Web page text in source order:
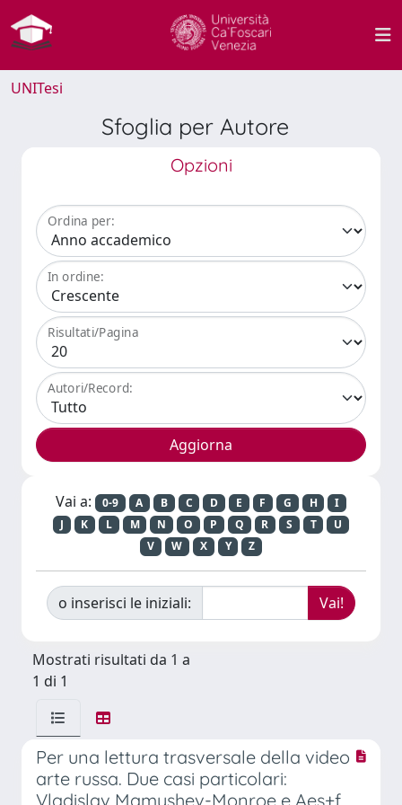
UNITesi
Sfoglia per Autore
Opzioni
Ordina per:
In ordine:
Risultati/Pagina
Autori/Record:
Vai a: 0-9 A B C D E F G H
I
J
K L M N O P Q R S T
U
V
W X Y Z
o inserisci le iniziali:
Mostrati risultati da 1 a
1 di 1
Per una lettura trasversale della video
arte russa. Due casi particolari:
Vladislav Mamyshev-Monroe e Aes+f